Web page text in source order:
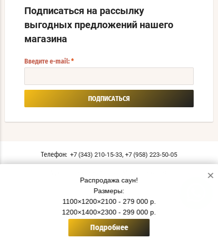
Подписаться на рассылку
выгодных предложений нашего
магазина
Введите e-mail: *
ПОДПИСАТЬСЯ
Телефон: +7 (343) 210-15-33, +7 (958) 223-50-05
Мы в соцсетях:
Политика конфиденциальности
© 2019 - 2026 СаунаТэкс
Распродажа саун!
Размеры:
1100×1200×2100 - 279 000 р.
1200×1400×2300 - 299 000 р.
Подробнее
×